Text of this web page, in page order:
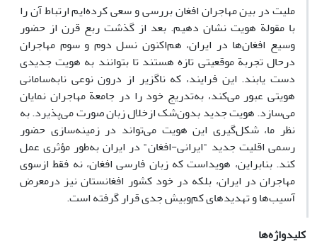
ملیت در بین مهاجران افغان بررسی و سعی کرده‌ایم ارتباط آن را
با مقولة هویت نشان دهیم. بعد از گذشت ربع قرن از حضور
وسیع افغان‌ها در ایران، هم‌اکنون نسل دوم و سوم مهاجران
درحال تجربة موقعیتی تازه هستند تا بتوانند به هویت جدیدی
دست یابند. این فرایند، که ناگزیر از درون نوعی نابه‌سامانی
هویتی عبور می‌کند، به‌تدریج خود را در جامعة مهاجران نمایان
می‌سازد. هویت جدید بدون‌شک ازخلال زبان صورت می‌پذیرد. به
نظر ما، شکل‌گیری این هویت می‌تواند در زمینه‌سازی حضور
رسمی اقلیت جدید "ایرانی-افغان" در ایران به‌طور مؤثری عمل
کند. بنابراین، هویداست که زبان فارسی افغان، نه فقط ازسوی
مهاجران در ایران، بلکه در خود کشور افغانستان نیز درمعرض
آسیب‌ها و تهدیدهای کم‌وبیش جدی قرار گرفته است.
کلیدواژه‌ها